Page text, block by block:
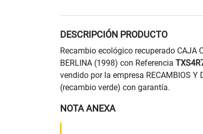
DESCRIPCIÓN PRODUCTO
Recambio ecológico recuperado CAJA
BERLINA (1998) con Referencia
vendido por la empresa RECAMBIOS Y
(recambio verde) con garantía.
NOTA ANEXA